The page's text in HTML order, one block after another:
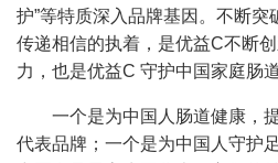
护”等特质深入品牌基因。不断
传递相信的执着，是优益C不断
力，也是优益C 守护中国家庭肠
一个是为中国人肠道健康，
代表品牌；一个是为中国人守护